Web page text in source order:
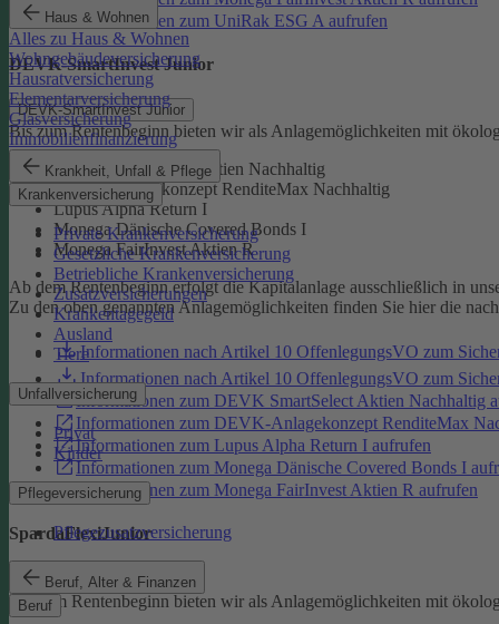
Haus & Wohnen
Alles zu Haus & Wohnen
Wohngebäudeversicherung
Hausratversicherung
Elementarversicherung
Glasversicherung
Immobilienfinanzierung
Krankheit, Unfall & Pflege
Krankenversicherung
Private Krankenversicherung
Gesetzliche Krankenversicherung
Betriebliche Krankenversicherung
Zusatzversicherungen
Krankentagegeld
Ausland
Tiere
Unfallversicherung
Privat
Kinder
Pflegeversicherung
Pflegezusatzversicherung
Beruf, Alter & Finanzen
Beruf
Informationen zum UniRak ESG A aufrufen
DEVK-SmartInvest Junior
DEVK-SmartInvest Junior
Bis zum Rentenbeginn bieten wir als Anlagemöglichkeiten mit
DEVK SmartSelect Aktien Nachhaltig
DEVK-Anlagekonzept RenditeMax Nachhaltig
Lupus Alpha Return I
Monega Dänische Covered Bonds I
Monega FairInvest Aktien R
Ab dem Rentenbeginn erfolgt die Kapitalanlage ausschließlich in
Zu den oben genannten Anlagemöglichkeiten finden Sie hier die
Informationen nach Artikel 10 OffenlegungsVO zum
Informationen nach Artikel 10 OffenlegungsVO zum
Informationen zum DEVK SmartSelect Aktien Nachhaltig
Informationen zum DEVK-Anlagekonzept RenditeMax
Informationen zum Lupus Alpha Return I aufrufen
Informationen zum Monega Dänische Covered Bonds I
Informationen zum Monega FairInvest Aktien R aufrufen
SpardaFlexiJunior
SpardaFlexiJunior
Bis zum Rentenbeginn bieten wir als Anlagemöglichkeiten mit